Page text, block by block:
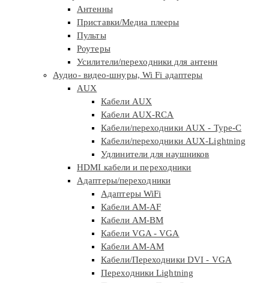
Антенны
Приставки/Медиа плееры
Пульты
Роутеры
Усилители/переходники для антенн
Аудио- видео-шнуры, Wi Fi адаптеры
AUX
Кабели AUX
Кабели AUX-RCA
Кабели/переходники AUX - Type-C
Кабели/переходники AUX-Lightning
Удлинители для наушников
HDMI кабели и переходники
Адаптеры/переходники
Адаптеры WiFi
Кабели AM-AF
Кабели AM-BM
Кабели VGA - VGA
Кабели АМ-АМ
Кабели/Переходники DVI - VGA
Переходники Lightning